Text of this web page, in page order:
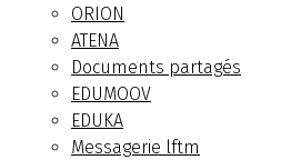
ORION
ATENA
Documents partagés
EDUMOOV
EDUKA
Messagerie lftm